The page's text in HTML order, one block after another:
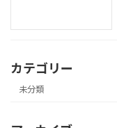
カテゴリー
未分類